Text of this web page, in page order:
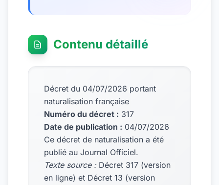
Contenu détaillé
Décret du 04/07/2026 portant
naturalisation française
Numéro du décret : 317
Date de publication : 04/07/2026
Ce décret de naturalisation a été
publié au Journal Officiel.
Texte source :Décret 317 (version
en ligne) et Décret 13 (version